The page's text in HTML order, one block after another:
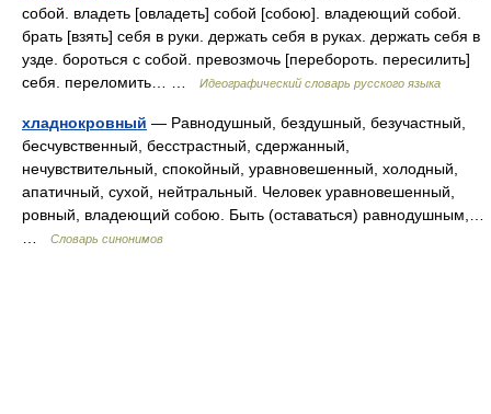
собой. владеть [овладеть] собой [собою]. владеющий собой.
брать [взять] себя в руки. держать себя в руках. держать себя в
узде. бороться с собой. превозмочь [перебороть. пересилить]
себя. переломить… …
Идеографический словарь русского языка
хладнокровный — Равнодушный, бездушный, безучастный,
бесчувственный, бесстрастный, сдержанный,
нечувствительный, спокойный, уравновешенный, холодный,
апатичный, сухой, нейтральный. Человек уравновешенный,
ровный, владеющий собою. Быть (оставаться) равнодушным,…
Словарь синонимов